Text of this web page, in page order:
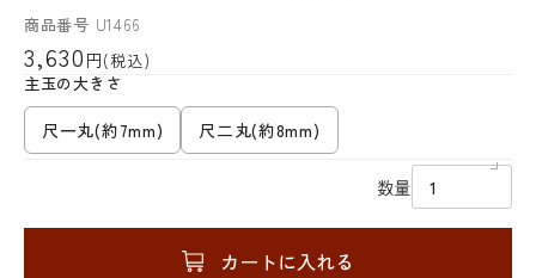
商品番号 U1466
3,630 円(税込)
主玉の大きさ
尺一丸(約7mm) 尺二丸(約8mm)
数量
カートに入れる